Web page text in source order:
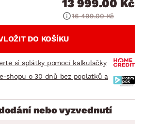
13 999.00 Kč
16 499.00 Kč
DO KOŠÍKU
si splátky pomocí kalkulačky
shopu o 30 dnů bez poplatků a
nebo vyzvednutí